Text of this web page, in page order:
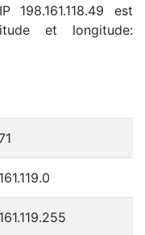
est
et longitude: